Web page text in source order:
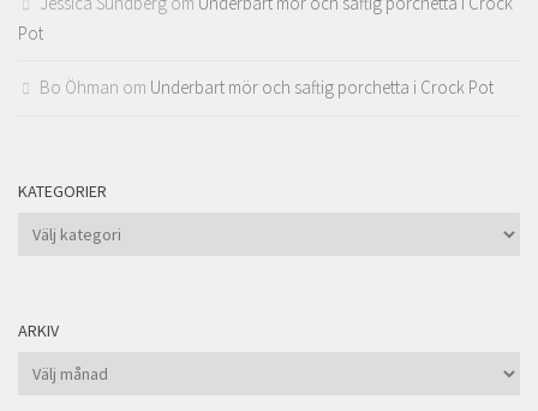
Pot
Bo Öhman om Underbart mör och saftig porchetta i Crock Pot
KATEGORIER
Kategorier
ARKIV
Arkiv